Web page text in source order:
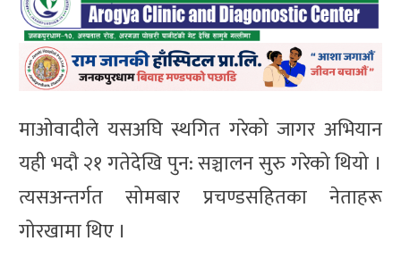
माओवादीले यसअघि स्थगित गरेको जागर अभियान
यही भदौ २१ गतेदेखि पुन: सञ्चालन सुरु गरेको थियो ।
त्यसअन्तर्गत सोमबार प्रचण्डसहितका नेताहरू
गोरखामा थिए ।